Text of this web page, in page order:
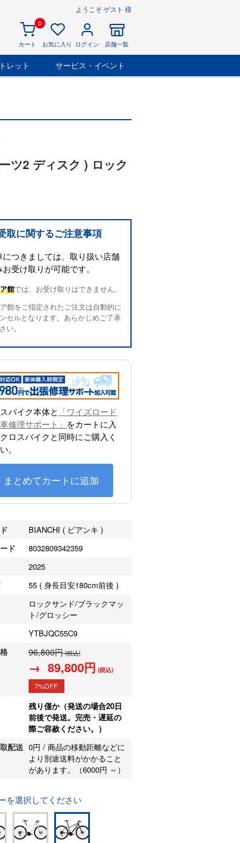
ようこそ ゲスト 様
0
カート お気に入り ログイン 店舗一覧
レット サービス・イベント
ツ2 ディスク ) ロック
取に関するご注意事項
につきましては、取り扱い店舗
受け取りが可能です。
館では、お受け取りはできません。
館をご指定されたご注文は自動的に
セルとなります。あらかじめご了承
い。
バイク本体と 「ワイズロード
修理サポート」 をカートに入
ロスバイクと同時にご購入く
。
まとめてカートに追加
BIANCHI ( ビアンキ )
ド
8032809342359
2025
55 ( 身長目安180cm前後 )
ロックサンド/ブラックマッ
ト/グロッシー
YTBJQC55C9
96,800円(税込)
→ 89,800円 (税込)
7%OFF
残り僅か（発送の場合20日
前後で発送。完売・遅延の
際ご容赦ください。）
配送 0円 / 商品の移動距離などに
より別途送料がかかること
があります。（6000円 ～）
を選択してください